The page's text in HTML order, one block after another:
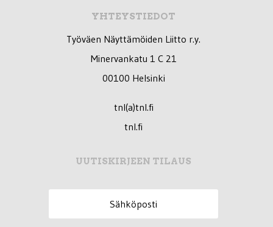
YHTEYSTIEDOT
Työväen Näyttämöiden Liitto r.y.
Minervankatu 1 C 21
00100 Helsinki
tnl(a)tnl.fi
tnl.fi
UUTISKIRJEEN TILAUS